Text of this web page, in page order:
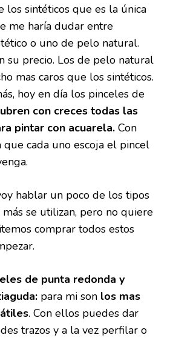
los sintéticos que es la única
me haría dudar entre
o uno de pelo natural.
su precio. Los de pelo natural
mas caros que los sintéticos.
hoy en día los pinceles de
con creces todas las
pintar con acuarela. Con
que cada uno escoja el pincel
hablar un poco de los tipos
se utilizan, pero no quiere
comprar todos estos
de punta redonda y
para mi son los mas
. Con ellos puedes dar
trazos y a la vez perfilar o